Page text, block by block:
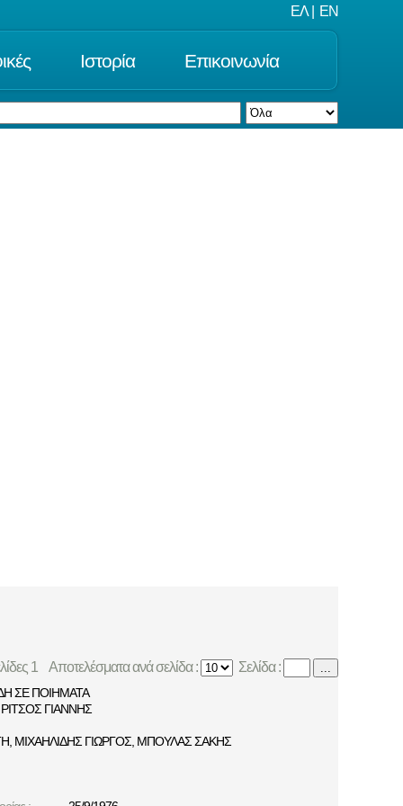
ΕΛ EN
Ιστορία Επικοινωνία
1 Αποτελέσματα ανά σελίδα : Σελίδα : ...
ΣΕ ΠΟΙΗΜΑΤΑ
ΡΙΤΣΟΣ ΓΙΑΝΝΗΣ
, ΜΙΧΑΗΛΙΔΗΣ ΓΙΩΡΓΟΣ, ΜΠΟΥΛΑΣ ΣΑΚΗΣ